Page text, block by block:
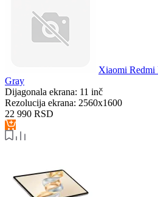
Xiaomi Redmi
Gray
Dijagonala ekrana: 11 inč
Rezolucija ekrana: 2560x1600
22 990 RSD